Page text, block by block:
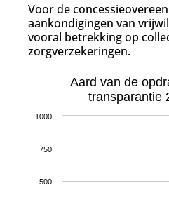
Voor de
aankondigingen van
vooral betrekking op
zorgverzekeringen.
Aard van de
transparantie
500
750
1000